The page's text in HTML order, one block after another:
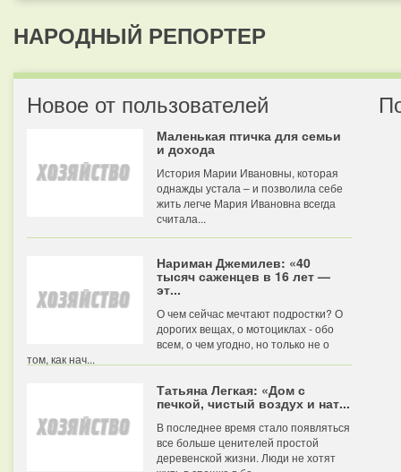
НАРОДНЫЙ РЕПОРТЕР
Новое от пользователей
Маленькая птичка для семьи
и дохода
История Марии Ивановны, которая
однажды устала – и позволила себе
жить легче Мария Ивановна всегда
считала...
Нариман Джемилев: «40
тысяч саженцев в 16 лет —
эт...
О чем сейчас мечтают подростки? О
дорогих вещах, о мотоциклах - обо
всем, о чем угодно, но только не о
том, как нач...
Татьяна Легкая: «Дом с
печкой, чистый воздух и нат...
В последнее время стало появляться
все больше ценителей простой
деревенской жизни. Люди не хотят